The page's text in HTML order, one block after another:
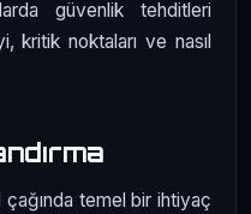
güvenlik tehditleri
kritik noktaları ve nasıl
temel bir ihtiyaç